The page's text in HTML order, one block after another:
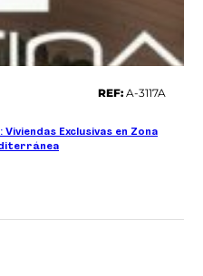
REF:A-3117A
Viviendas Exclusivas en Zona